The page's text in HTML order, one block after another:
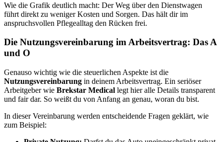
Wie die Grafik deutlich macht: Der Weg über den Dienstwagen
führt direkt zu weniger Kosten und Sorgen. Das hält dir im
anspruchsvollen Pflegealltag den Rücken frei.
Die Nutzungsvereinbarung im Arbeitsvertrag: Das A
und O
Genauso wichtig wie die steuerlichen Aspekte ist die
Nutzungsvereinbarung in deinem Arbeitsvertrag. Ein seriöser
Arbeitgeber wie Brekstar Medical legt hier alle Details transparent
und fair dar. So weißt du von Anfang an genau, woran du bist.
In dieser Vereinbarung werden entscheidende Fragen geklärt, wie
zum Beispiel: